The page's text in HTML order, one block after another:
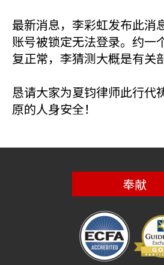
最新消息，李彩虹发布此消
账号被锁定无法登录。约一
复正常，李猜测大概是有关
恳请大家为夏钧律师此行代
原的人身安全！
奉献